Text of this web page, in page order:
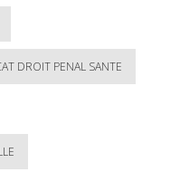
DROIT PENAL SANTE